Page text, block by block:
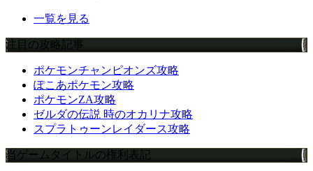
一覧を見る
注目の攻略記事
ポケモンチャンピオンズ攻略
ぽこあポケモン攻略
ポケモンZA攻略
ゼルダの伝説 時のオカリナ攻略
スプラトゥーンレイダース攻略
当ゲームタイトルの権利表記